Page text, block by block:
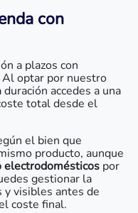
con
a plazos con
optar por nuestro
accedes a una
total desde el
el bien que
producto, aunque
electrodomésticos por
gestionar la
y visibles antes de
coste final.